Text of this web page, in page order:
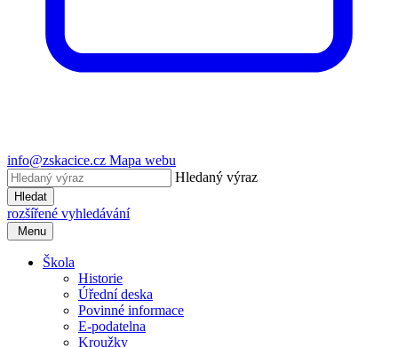
info@zskacice.cz Mapa webu
Hledaný výraz
Hledat
rozšířené vyhledávání
Menu
Škola
Historie
Úřední deska
Povinné informace
E-podatelna
Kroužky